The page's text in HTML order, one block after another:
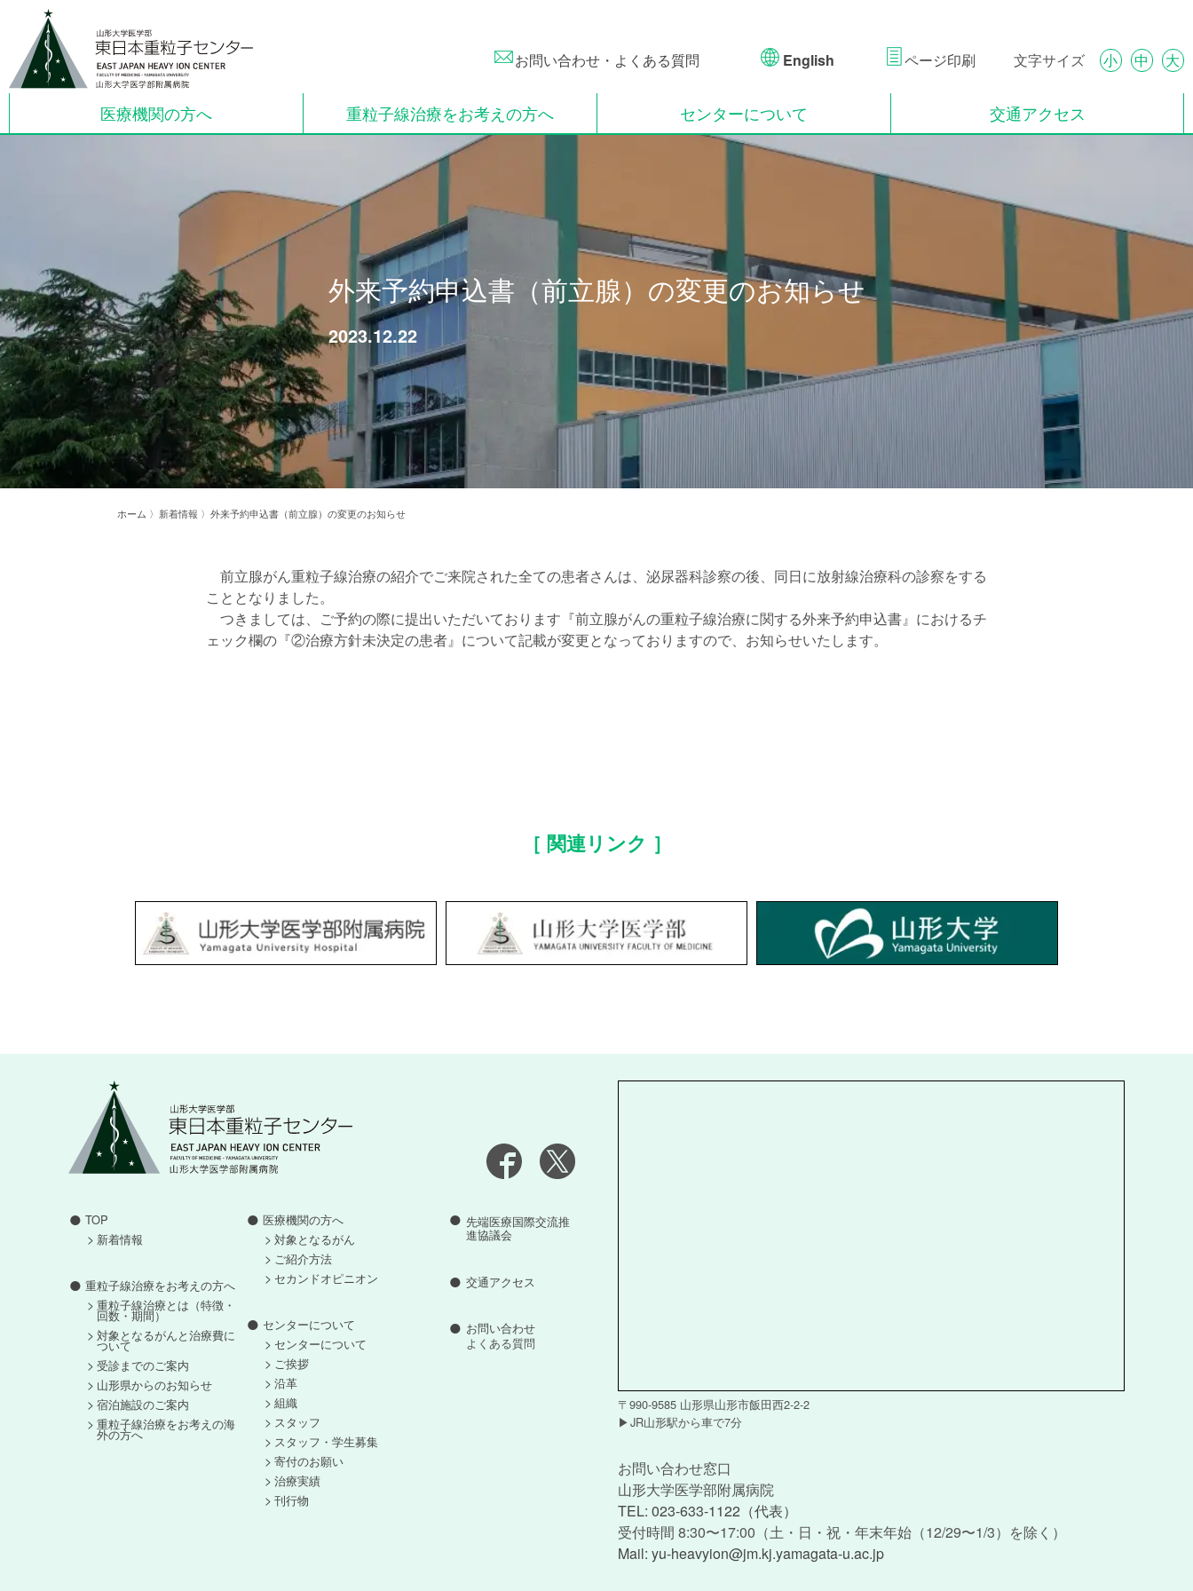
お問い合わせ・よくある質問 English ページ印刷 文字サイズ 小 中 大
医療機関の方へ 重粒子線治療をお考えの方へ センターについて 交通アクセス
外来予約申込書（前立腺）の変更のお知らせ
2023.12.22
ホーム 〉新着情報 〉外来予約申込書（前立腺）の変更のお知らせ
前立腺がん重粒子線治療の紹介でご来院された全ての患者さんは、泌尿器科診察の後、同日に放射線治療科の診察をする
こととなりました。
つきましては、ご予約の際に提出いただいております『前立腺がんの重粒子線治療に関する外来予約申込書』におけるチ
ェック欄の『②治療方針未決定の患者』について記載が変更となっておりますので、お知らせいたします。
［ 関連リンク ］
TOP
新着情報
重粒子線治療をお考えの方へ
重粒子線治療とは（特徴・
回数・期間）
対象となるがんと治療費に
ついて
受診までのご案内
山形県からのお知らせ
宿泊施設のご案内
重粒子線治療をお考えの海
外の方へ
医療機関の方へ
対象となるがん
ご紹介方法
セカンドオピニオン
センターについて
センターについて
ご挨拶
沿革
組織
スタッフ
スタッフ・学生募集
寄付のお願い
治療実績
刊行物
先端医療国際交流推
進協議会
交通アクセス
お問い合わせ
よくある質問
〒990-9585 山形県山形市飯田西2-2-2
JR山形駅から車で7分
お問い合わせ窓口
山形大学医学部附属病院
TEL: 023-633-1122（代表）
受付時間 8:30〜17:00（土・日・祝・年末年始（12/29〜1/3）を除く）
Mail: yu-heavyion@jm.kj.yamagata-u.ac.jp